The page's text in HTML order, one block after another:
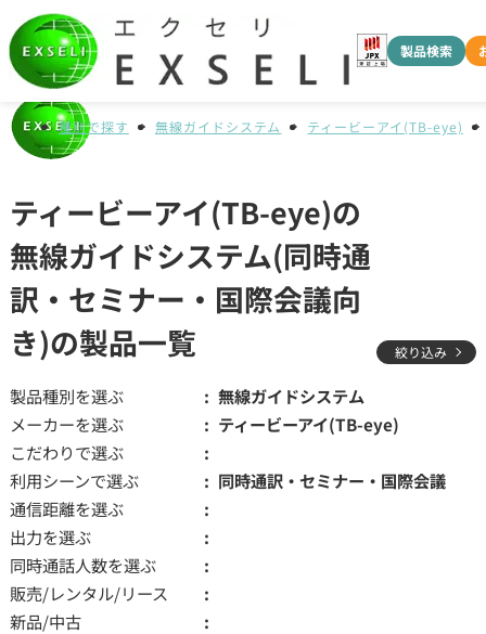
製品検索
種別で探す 無線ガイドシステム ティービーアイ(TB-eye)
ティービーアイ(TB-eye)の
無線ガイドシステム(同時通
訳・セミナー・国際会議向
き)の製品一覧
絞り込み
製品種別を選ぶ
無線ガイドシステム
メーカーを選ぶ
ティービーアイ(TB-eye)
こだわりで選ぶ
利用シーンで選ぶ
同時通訳・セミナー・国際会議
通信距離を選ぶ
出力を選ぶ
同時通話人数を選ぶ
販売/レンタル/リース
新品/中古